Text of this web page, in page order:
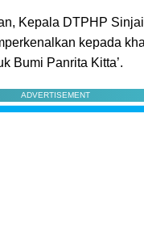
Kepala DTPHP
kepada
Bumi Panrita Kitta’.
ADVERTISEMENT